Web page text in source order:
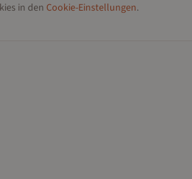
in den Cookie-Einstellungen.